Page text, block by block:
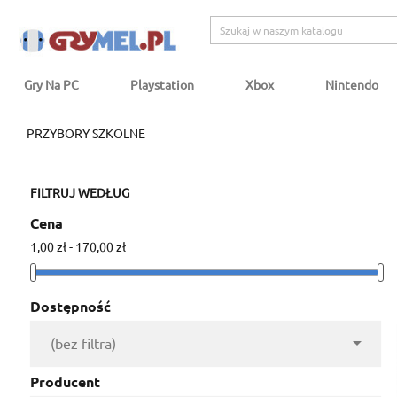
Gry Na PC Playstation Xbox Nintendo
PRZYBORY SZKOLNE
FILTRUJ WEDŁUG
Cena
1,00 zł - 170,00 zł
Dostępność
(bez filtra) 
Producent